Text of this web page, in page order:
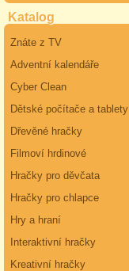
Katalog
Znáte z TV
Adventní kalendáře
Cyber Clean
Dětské počítače a tablety
Dřevěné hračky
Filmoví hrdinové
Hračky pro děvčata
Hračky pro chlapce
Hry a hraní
Interaktivní hračky
Kreativní hračky